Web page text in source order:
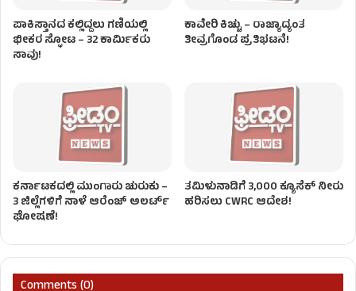
ಪಾಕಿಸ್ತಾನದ ಕಲ್ಲಿದ್ದಲು ಗಣಿಯಲ್ಲಿ
ಭೀಕರ ಸ್ಫೋಟ – 32 ಕಾರ್ಮಿಕರು
ಸಾವು!
ಕಾವೇರಿ ಕಿಚ್ಚು – ರಾಜ್ಯಾದ್ಯಂತ
ತೀವ್ರಗೊಂಡ ಪ್ರತಿಭಟನೆ!
ಕರ್ನಾಟಕದಲ್ಲಿ ಮುಂಗಾರು ಚುರುಕು –
3 ಜಿಲ್ಲೆಗಳಿಗೆ ನಾಳೆ ಆರೆಂಜ್​​ ಅಲರ್ಟ್​​
ಘೋಷಣೆ!
ತಮಿಳುನಾಡಿಗೆ 3,000 ಕ್ಯೂಸೆಕ್‌ ನೀರು
ಹರಿಸಲು CWRC ಆದೇಶ!
Comments (0)